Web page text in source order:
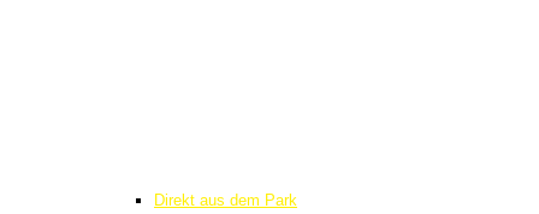
Direkt aus dem Park